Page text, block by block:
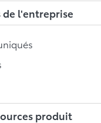
de l'entreprise
produit